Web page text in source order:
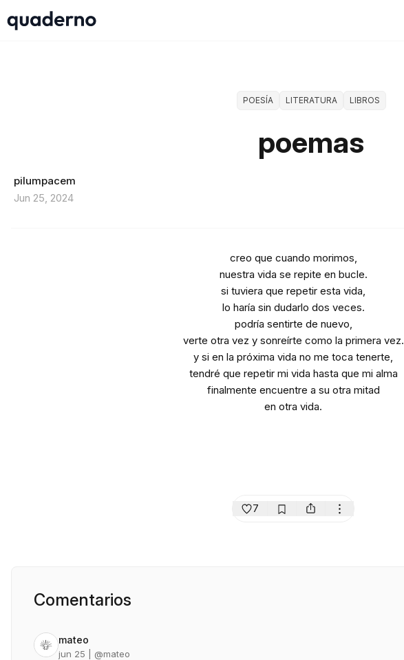
POESÍA LITERATURA LIBROS
poemas
pilumpacem
Jun 25, 2024
creo que cuando morimos,
nuestra vida se repite en bucle.
si tuviera que repetir esta vida,
lo haría sin dudarlo dos veces.
podría sentirte de nuevo,
verte otra vez y sonreírte como la primera vez.
y si en la próxima vida no me toca tenerte,
tendré que repetir mi vida hasta que mi alma
finalmente encuentre a su otra mitad
en otra vida.
7
Comentarios
mateo
jun 25 | @mateo